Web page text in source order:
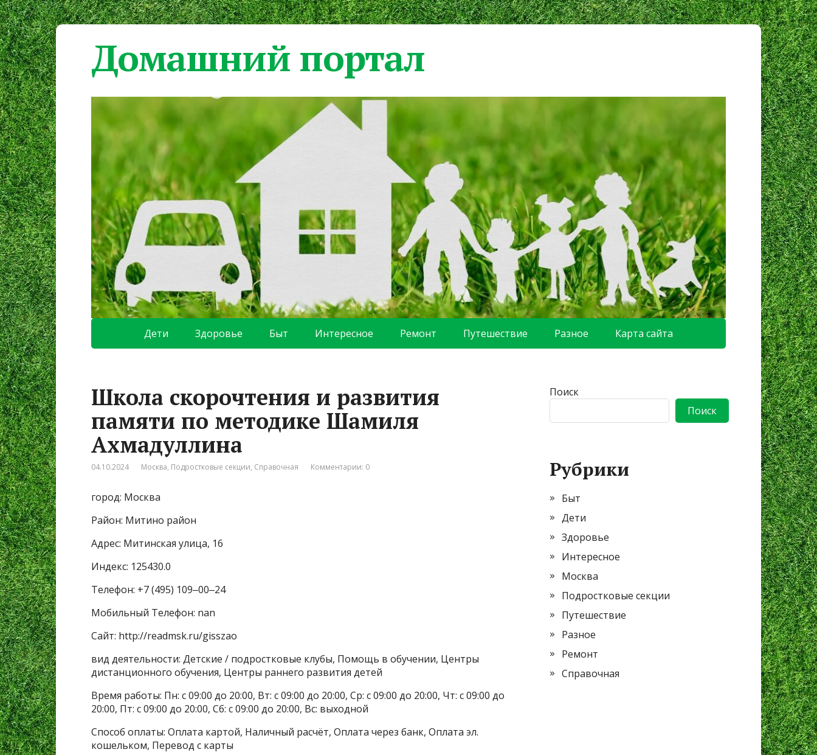
Домашний портал
Дети Здоровье Быт Интересное Ремонт Путешествие Разное Карта сайта
Школа скорочтения и развития
памяти по методике Шамиля
Ахмадуллина
04.10.2024 Москва, Подростковые секции, Справочная Комментарии: 0
город: Москва
Район: Митино район
Адрес: Митинская улица, 16
Индекс: 125430.0
Телефон: +7 (495) 109‒00‒24
Мобильный Телефон: nan
Сайт: http://readmsk.ru/gisszao
вид деятельности: Детские / подростковые клубы, Помощь в обучении, Центры
дистанционного обучения, Центры раннего развития детей
Время работы: Пн: с 09:00 до 20:00, Вт: с 09:00 до 20:00, Ср: с 09:00 до 20:00, Чт: с 09:00 до
20:00, Пт: с 09:00 до 20:00, Сб: с 09:00 до 20:00, Вс: выходной
Способ оплаты: Оплата картой, Наличный расчёт, Оплата через банк, Оплата эл.
кошельком, Перевод с карты
Поиск
Поиск
Рубрики
Быт
Дети
Здоровье
Интересное
Москва
Подростковые секции
Путешествие
Разное
Ремонт
Справочная